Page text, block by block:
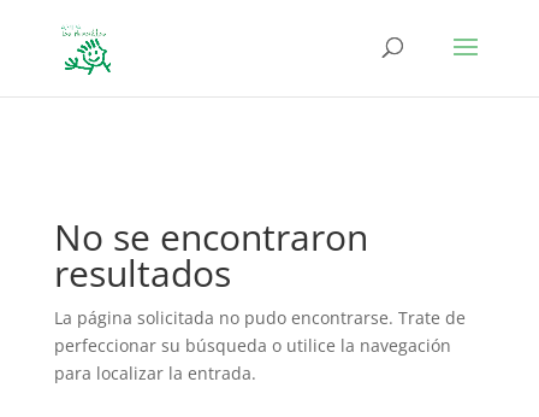
No se encontraron
resultados
La página solicitada no pudo encontrarse. Trate de
perfeccionar su búsqueda o utilice la navegación
para localizar la entrada.